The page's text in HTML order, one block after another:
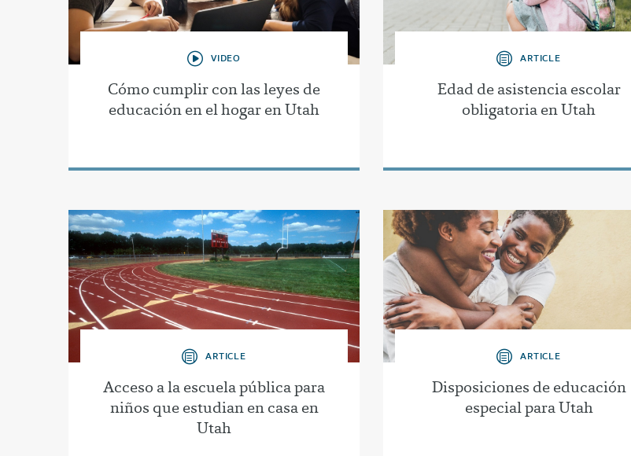
VIDEO
Cómo cumplir con las leyes de
educación en el hogar en Utah
ARTICLE
Edad de asistencia escolar
obligatoria en Utah
ARTICLE
Acceso a la escuela pública para
niños que estudian en casa en
Utah
ARTICLE
Disposiciones de educación
especial para Utah